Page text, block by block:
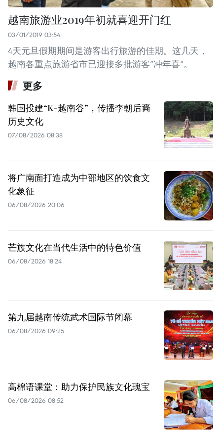
越南旅游业2019年初就喜迎开门红
03/01/2019 03:54
4天元旦假期期间是游客出行旅游的佳期。这几天，
越南各重点旅游省市已迎接多批游客“冲年喜”。
更多
韩国投建“K-越南谷”，传播李朝后裔
历史文化
07/08/2026 08:38
将广南面打造成为中部地区的饮食文
化象征
06/08/2026 20:06
芒族文化在当代生活中的特色价值
06/08/2026 18:24
第九届越南传统武术国际节闭幕
06/08/2026 09:25
高棉语课堂：助力保护民族文化瑰宝
06/08/2026 08:52